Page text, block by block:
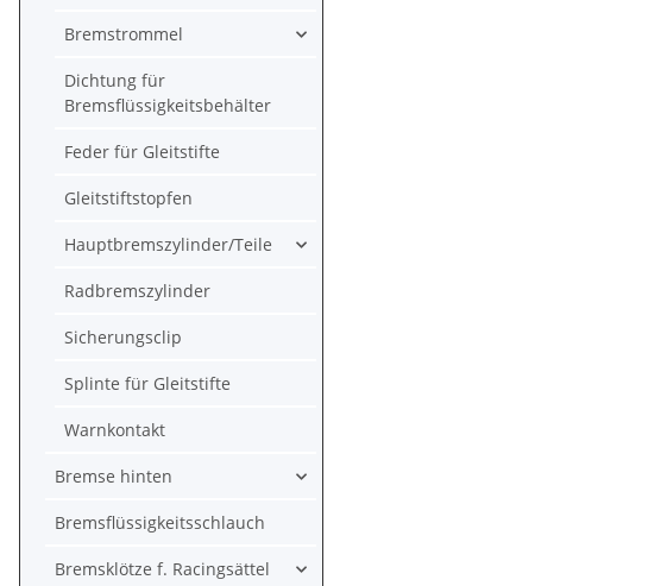
Bremstrommel
Dichtung für
Bremsflüssigkeitsbehälter
Feder für Gleitstifte
Gleitstiftstopfen
Hauptbremszylinder/Teile
Radbremszylinder
Sicherungsclip
Splinte für Gleitstifte
Warnkontakt
Bremse hinten
Bremsflüssigkeitsschlauch
Bremsklötze f. Racingsättel